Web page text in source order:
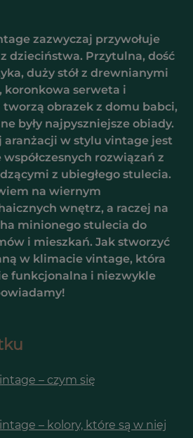
zazwyczaj przywołuje
dzieciństwa. Przytulna, dość
duży stół z drewnianymi
koronkowa serweta i
tworzą obrazek z domu babci,
były najpyszniejsze obiady.
aranżacji w stylu vintage jest
rozwiązań z
z ubiegłego stulecia.
na wiernym
wnętrz, a raczej na
minionego stulecia do
i mieszkań. Jak stworzyć
w klimacie vintage, która
funkcjonalna i niezwykle
– czym się
– kolory, które są w niej